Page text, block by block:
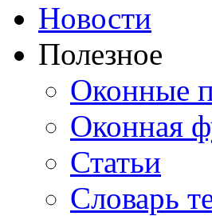
Новости
Полезное
Оконные
Оконная
Статьи
Словарь